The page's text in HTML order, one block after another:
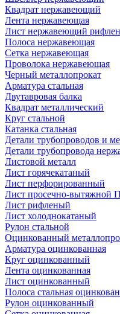
Квадрат нержавеющий
Лента нержавеющая
Лист нержавеющий
Полоса нержавеющая
Сетка нержавеющая
Проволока нержавеющая
Черный металлопрокат
Арматура стальная
Двутавровая балка
Квадрат металлический
Круг стальной
Катанка стальная
Детали трубопроводов и
Детали трубопровода
Листовой металл
Лист горячекатаный
Лист перфорированный
Лист просечно-вытяжной
Лист рифленый
Лист холоднокатаный
Рулон стальной
Оцинкованный
Арматура оцинкованная
Круг оцинкованный
Лента оцинкованная
Лист оцинкованный
Полоса стальная
Рулон оцинкованный